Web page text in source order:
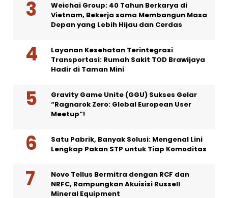
Weichai Group: 40 Tahun Berkarya di
Vietnam, Bekerja sama Membangun Masa
Depan yang Lebih Hijau dan Cerdas
Layanan Kesehatan Terintegrasi
Transportasi: Rumah Sakit TOD Brawijaya
Hadir di Taman Mini
Gravity Game Unite (GGU) Sukses Gelar
“Ragnarok Zero: Global European User
Meetup”!
Satu Pabrik, Banyak Solusi: Mengenal Lini
Lengkap Pakan STP untuk Tiap Komoditas
Novo Tellus Bermitra dengan RCF dan
NRFC, Rampungkan Akuisisi Russell
Mineral Equipment